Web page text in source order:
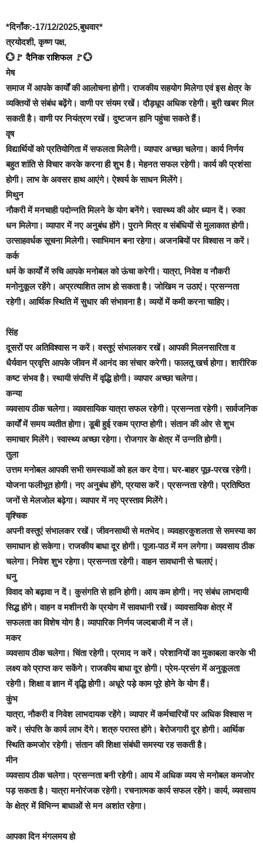
*दिनाँक:-17/12/2025,बुधवार*
त्रयोदशी, कृष्ण पक्ष,
💮🚩दैनिक राशिफल🚩💮
मेष
समाज में आपके कार्यों की आलोचना होगी। राजकीय सहयोग मिलेगा एवं इस क्षेत्र के
व्यक्तियों से संबंध बढ़ेंगे। वाणी पर संयम रखें। दौड़धूप अधिक रहेगी। बुरी खबर मिल
सकती है। वाणी पर नियंत्रण रखें। दुष्टजन हानि पहुंचा सकते हैं।
वृष
विद्यार्थियों को प्रतियोगिता में सफलता मिलेगी। व्यापार अच्छा चलेगा। कार्य निर्णय
बहुत शांति से विचार करके करना ही शुभ है। मेहनत सफल रहेगी। कार्य की प्रशंसा
होगी। लाभ के अवसर हाथ आएंगे। ऐश्वर्य के साधन मिलेंगे।
मिथुन
नौकरी में मनचाही पदोन्नति मिलने के योग बनेंगे। स्वास्थ्य की ओर ध्यान दें। रुका
धन मिलेगा। व्यापार में नए अनुबंध होंगे। पुराने मित्र व संबंधियों से मुलाकात होगी।
उत्साहवर्धक सूचना मिलेगी। स्वाभिमान बना रहेगा। अजनबियों पर विश्वास न करें।
कर्क
धर्म के कार्यों में रुचि आपके मनोबल को ऊंचा करेगी। यात्रा, निवेश व नौकरी
मनोनुकूल रहेंगे। अप्रत्याशित लाभ हो सकता है। जोखिम न उठाएं। प्रसन्नता
रहेगी। आर्थिक स्थिति में सुधार की संभावना है। व्ययों में कमी करना चाहिए।
सिंह
दूसरों पर अतिविश्वास न करें। वस्तुएं संभालकर रखें। आपकी मिलनसारिता व
धैर्यवान प्रवृत्ति आपके जीवन में आनंद का संचार करेगी। फालतू खर्च होगा। शारीरिक
कष्ट संभव है। स्थायी संपत्ति में वृद्धि होगी। व्यापार अच्छा चलेगा।
कन्या
व्यवसाय ठीक चलेगा। व्यावसायिक यात्रा सफल रहेगी। प्रसन्नता रहेगी। सार्वजनिक
कार्यों में समय व्यतीत होगा। डूबी हुई रकम प्राप्त होगी। संतान की ओर से शुभ
समाचार मिलेंगे। स्वास्थ्य अच्छा रहेगा। रोजगार के क्षेत्र में उन्नति होगी।
तुला
उत्तम मनोबल आपकी सभी समस्याओं को हल कर देगा। घर-बाहर पूछ-परख रहेगी।
योजना फलीभूत होगी। नए अनुबंध होंगे, प्रयास करें। प्रसन्नता रहेगी। प्रतिष्ठित
जनों से मेलजोल बढ़ेगा। व्यापार में नए प्रस्ताव मिलेंगे।
वृश्चिक
अपनी वस्तुएं संभालकर रखें। जीवनसाथी से मतभेद। व्यवहारकुशलता से समस्या का
समाधान हो सकेगा। राजकीय बाधा दूर होगी। पूजा-पाठ में मन लगेगा। व्यवसाय ठीक
चलेगा। निवेश शुभ रहेगा। प्रसन्नता रहेगी। वाहन सावधानी से चलाएं।
धनु
विवाद को बढ़ावा न दें। कुसंगति से हानि होगी। आय कम होगी। नए संबंध लाभदायी
सिद्ध होंगे। वाहन व मशीनरी के प्रयोग में सावधानी रखें। व्यावसायिक क्षेत्र में
सफलता का विशेष योग है। व्यापारिक निर्णय जल्दबाजी में न लें।
मकर
व्यवसाय ठीक चलेगा। चिंता रहेगी। प्रमाद न करें। परेशानियों का मुकाबला करके भी
लक्ष्य को प्राप्त कर सकेंगे। राजकीय बाधा दूर होगी। प्रेम-प्रसंग में अनुकूलता
रहेगी। शिक्षा व ज्ञान में वृद्धि होगी। अधूरे पड़े काम पूरे होने के योग हैं।
कुंभ
यात्रा, नौकरी व निवेश लाभदायक रहेंगे। व्यापार में कर्मचारियों पर अधिक विश्वास न
करें। संपत्ति के कार्य लाभ देंगे। शत्रु परास्त होंगे। बेरोजगारी दूर होगी। आर्थिक
स्थिति कमजोर रहेगी। संतान की शिक्षा संबंधी समस्या रह सकती है।
मीन
व्यवसाय ठीक चलेगा। प्रसन्नता बनी रहेगी। आय में अधिक व्यय से मनोबल कमजोर
पड़ सकता है। यात्रा मनोरंजक रहेगी। रचनात्मक कार्य सफल रहेंगे। कार्य, व्यवसाय
के क्षेत्र में विभिन्न बाधाओं से मन अशांत रहेगा।
आपका दिन मंगलमय हो